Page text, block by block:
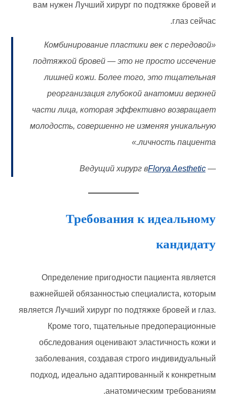
вам нужен Лучший хирург по подтяжке бровей и
глаз сейчас.
«Комбинирование пластики век с передовой
подтяжкой бровей — это не просто иссечение
лишней кожи. Более того, это тщательная
реорганизация глубокой анатомии верхней
части лица, которая эффективно возвращает
молодость, совершенно не изменяя уникальную
личность пациента.»
— Ведущий хирург в
Florya Aesthetic
Требования к идеальному
кандидату
Определение пригодности пациента является
важнейшей обязанностью специалиста, которым
является Лучший хирург по подтяжке бровей и глаз.
Кроме того, тщательные предоперационные
обследования оценивают эластичность кожи и
заболевания, создавая строго индивидуальный
подход, идеально адаптированный к конкретным
анатомическим требованиям.